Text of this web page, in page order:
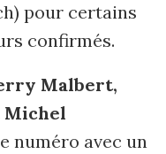
pour certains
confirmés.
Malbert,
Michel
numéro avec un